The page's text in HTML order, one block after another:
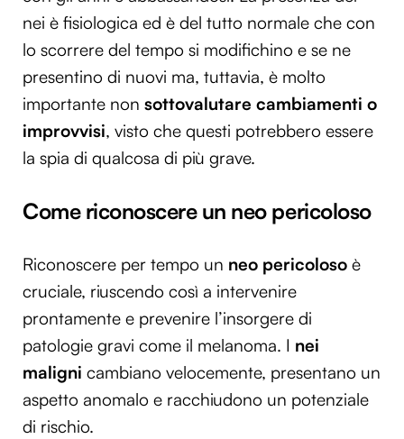
nei è fisiologica ed è del tutto normale che con
lo scorrere del tempo si modifichino e se ne
presentino di nuovi ma, tuttavia, è molto
importante non sottovalutare cambiamenti o
improvvisi, visto che questi potrebbero essere
la spia di qualcosa di più grave.
Come riconoscere un neo pericoloso
Riconoscere per tempo un neo pericoloso è
cruciale, riuscendo così a intervenire
prontamente e prevenire l’insorgere di
patologie gravi come il melanoma. I nei
maligni cambiano velocemente, presentano un
aspetto anomalo e racchiudono un potenziale
di rischio.